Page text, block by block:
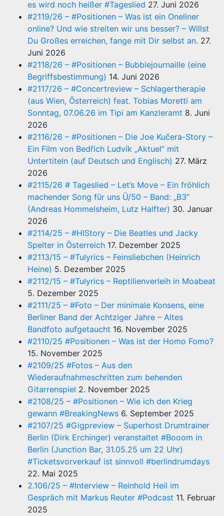
es wird noch heißer #Tageslied 27. Juni 2026
#2119/26 – #Positionen – Was ist ein Oneliner
online? Und wie streiten wir uns besser? – Willst
Du Großes erreichen, fange mit Dir selbst an. 27.
Juni 2026
#2118/26 – #Positionen – Bubblejournaille (eine
Begriffsbestimmung) 14. Juni 2026
#2117/26 – #Concertreview – Schlagertherapie
(aus Wien, Österreich) feat. Tobias Moretti am
Sonntag, 07.06.26 im Tipi am Kanzleramt 8. Juni
2026
#2116/26 – #Positionen – Die Joe Kučera-Story –
Ein Film von Bedřich Ludvík „Aktuel“ mit
Untertiteln (auf Deutsch und Englisch) 27. März
2026
#2115/26 # Tageslied – Let’s Move – Ein fröhlich
machender Song für uns Ü/50 – Band: „B3“
(Andreas Hommelsheim, Lutz Halfter) 30. Januar
2026
#2114/25 – #HIStory – Die Beatles und Jacky
Spelter in Österreich 17. Dezember 2025
#2113/15 – #Tulyrics – Feinsliebchen (Heinrich
Heine) 5. Dezember 2025
#2112/15 – #Tulyrics – Reptilienverleih in Moabeat
5. Dezember 2025
#2111/25 – #Foto – Der minimale Konsens, eine
Berliner Band der Achtziger Jahre – Altes
Bandfoto aufgetaucht 16. November 2025
#2110/25 #Positionen – Was ist der Homo Fomo?
15. November 2025
#2109/25 #Fotos – Aus den
Wiederaufnahmeschritten zum behenden
Gitarrenspiel 2. November 2025
#2108/25 – #Positionen – Wie ich den Krieg
gewann #BreakingNews 6. September 2025
#2107/25 #Gigpreview – Superhost Drumtrainer
Berlin (Dirk Erchinger) veranstaltet #Booom in
Berlin (Junction Bar, 31.05.25 um 22 Uhr)
#Ticketsvorverkauf ist sinnvoll #berlindrumdays
22. Mai 2025
2.106/25 – #Interview – Reinhold Heil im
Gespräch mit Markus Reuter #Podcast 11. Februar
2025